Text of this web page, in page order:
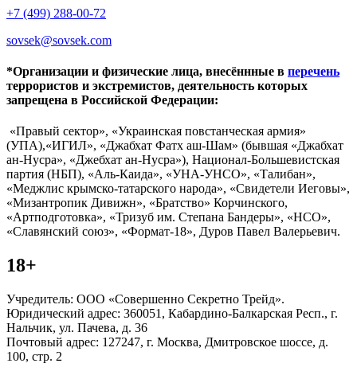
+7 (499) 288-00-72
sovsek@sovsek.com
*Организации и физические лица, внесённные в перечень
террористов и экстремистов, деятельность которых
запрещена в Российской Федерации:
«Правый сектор», «Украинская повстанческая армия»
(УПА),«ИГИЛ», «Джабхат Фатх аш-Шам» (бывшая «Джабхат
ан-Нусра», «Джебхат ан-Нусра»), Национал-Большевистская
партия (НБП), «Аль-Каида», «УНА-УНСО», «Талибан»,
«Меджлис крымско-татарского народа», «Свидетели Иеговы»,
«Мизантропик Дивижн», «Братство» Корчинского,
«Артподготовка», «Тризуб им. Степана Бандеры», «НСО»,
«Славянский союз», «Формат-18», Дуров Павел Валерьевич.
18+
Учредитель: ООО «Совершенно Секретно Трейд».
Юридический адрес: 360051, Кабардино-Балкарская Респ., г.
Нальчик, ул. Пачева, д. 36
Почтовый адрес: 127247, г. Москва, Дмитровское шоссе, д.
100, стр. 2